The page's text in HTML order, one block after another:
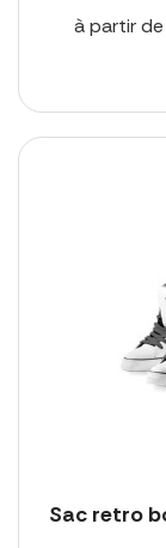
à partir de
Sac retro